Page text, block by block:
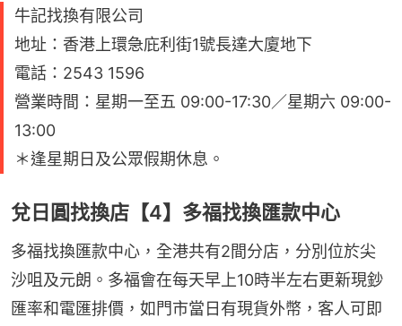
牛記找換有限公司
地址：香港上環急庇利街1號長達大廈地下
電話：2543 1596
營業時間：星期一至五 09:00-17:30／星期六 09:00-
13:00
＊逢星期日及公眾假期休息。
兌日圓找換店【4】多福找換匯款中心
多福找換匯款中心，全港共有2間分店，分別位於尖
沙咀及元朗。多福會在每天早上10時半左右更新現鈔
匯率和電匯排價，如門市當日有現貨外幣，客人可即